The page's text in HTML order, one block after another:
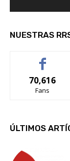
NUESTRAS
70,616
Fans
ÚLTIMOS